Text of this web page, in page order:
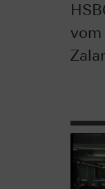
vom